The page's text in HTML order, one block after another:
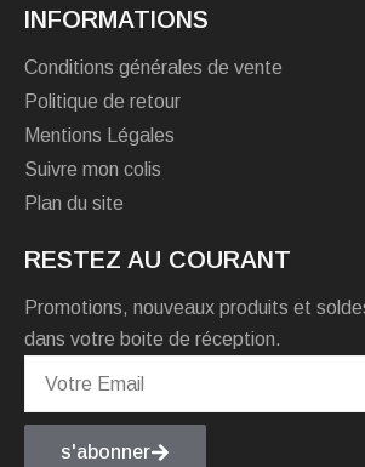
INFORMATIONS
Conditions générales de vente
Politique de retour
Mentions Légales
Suivre mon colis
Plan du site
RESTEZ AU COURANT
Promotions, nouveaux produits et
dans votre boite de réception.
s'abonner